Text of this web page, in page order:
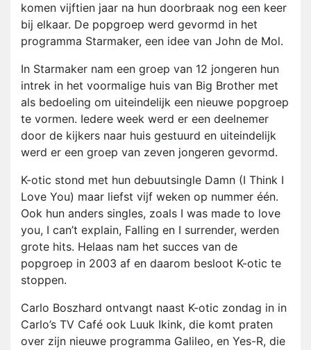
komen vijftien jaar na hun doorbraak nog een keer
bij elkaar. De popgroep werd gevormd in het
programma Starmaker, een idee van John de Mol.
In Starmaker nam een groep van 12 jongeren hun
intrek in het voormalige huis van Big Brother met
als bedoeling om uiteindelijk een nieuwe popgroep
te vormen. Iedere week werd er een deelnemer
door de kijkers naar huis gestuurd en uiteindelijk
werd er een groep van zeven jongeren gevormd.
K-otic stond met hun debuutsingle Damn (I Think I
Love You) maar liefst vijf weken op nummer één.
Ook hun anders singles, zoals I was made to love
you, I can’t explain, Falling en I surrender, werden
grote hits. Helaas nam het succes van de
popgroep in 2003 af en daarom besloot K-otic te
stoppen.
Carlo Boszhard ontvangt naast K-otic zondag in in
Carlo’s TV Café ook Luuk Ikink, die komt praten
over zijn nieuwe programma Galileo, en Yes-R, die